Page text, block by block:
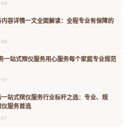
08
容详情一文全面解读：全程专业有保障的
08
一站式殡仪服务用心服务每个家庭专业规范
07
站式殡仪服务行业标杆之选：专业、规
服务首选
07